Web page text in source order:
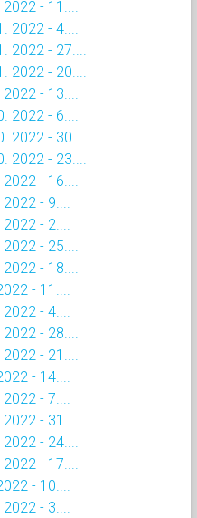
- 11....
2022 - 4....
2022 - 27....
2022 - 20....
- 13....
2022 - 6....
2022 - 30....
2022 - 23....
- 16....
- 9....
- 2....
- 25....
- 18....
- 11....
- 4....
- 28....
- 21....
- 14....
- 7....
- 31....
- 24....
- 17....
- 10....
- 3....